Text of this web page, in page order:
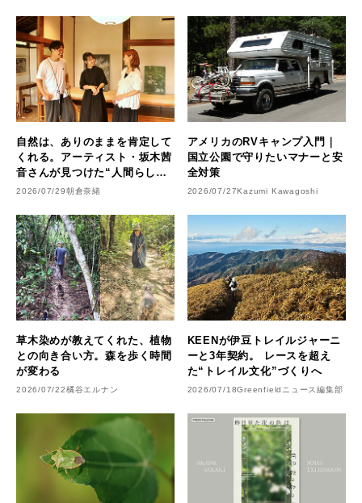
自然は、ありのままを肯定して
くれる。アーティスト・坂木茜
音さんが見つけた“人間らしい
時間”
2026/07/29朝倉奈緒
アメリカのRVキャンプ入門｜
国立公園で守りたいマナーと安
全対策
2026/07/27Kazumi Kawagoshi
草木染めが教えてくれた、植物
との向き合い方。森を歩く時間
が変わる
2026/07/22橘谷エルナン
KEENが伊豆トレイルジャーニ
ーと3年契約。 レースを超え
た“トレイル文化”づくりへ
2026/07/18Greenfieldニュース編集部